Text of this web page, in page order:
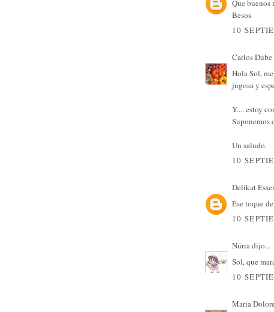
Que buenos
Besos
10
Carlos Dube
Hola Sol,
jugosa y
Y.... estoy
Suponemos
Un saludo.
10
Delikat
Ese toque
10
Núriadijo...
Sol, que
10
Maria